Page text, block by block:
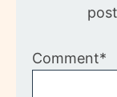
Comment*